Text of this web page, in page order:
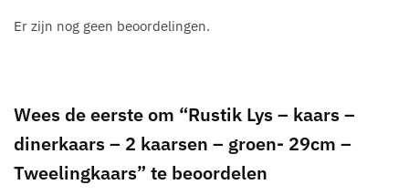
Er zijn nog geen beoordelingen.
Wees de eerste om “Rustik Lys – kaars –
dinerkaars – 2 kaarsen – groen- 29cm –
Tweelingkaars” te beoordelen